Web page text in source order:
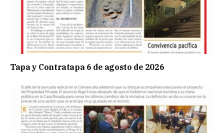
Tapa y Contratapa 6 de agosto de 2026